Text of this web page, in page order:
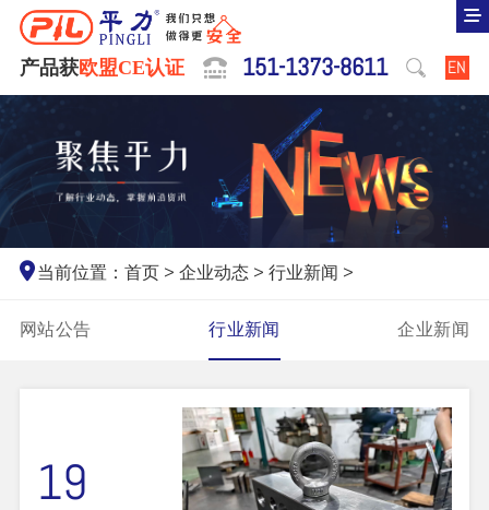
产品获欧盟CE认证 151-1373-8611 EN
当前位置：首页 >企业动态 >行业新闻 >
网站公告 行业新闻 企业新闻
19